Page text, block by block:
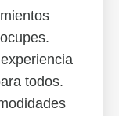
todos.